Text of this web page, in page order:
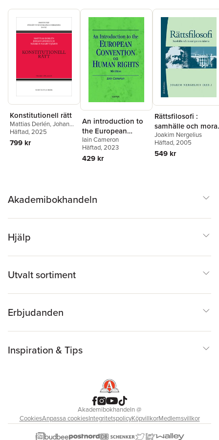
Storsletten Nordstrøm,
Hanne Petersen
Pylkkänen,Eva
Schömer,Eva-Maria
Svensson,Ragnhild
Linnéa Wegerstad
Lena Wennberg,Jenny
Sjögren,Lena
Lotta Vikström
Konstitutionell rätt
Mattias Derlén,Johan
Lindholm,Markus
Naarttijärvi
Häftad, 2025
799 kr
An introduction to
the European
convention on
human rights
Iain Cameron
Häftad, 2023
429 kr
Rättsfilosofi :
samhälle och moral
genom tiderna
Joakim Nergelius
Häftad, 2005
549 kr
Akademibokhandeln
Hjälp
Utvalt sortiment
Erbjudanden
Inspiration & Tips
Akademibokhandeln@
CookiesAnpassa cookiesIntegritetspolicyKöpvillkorMedlemsvillkor